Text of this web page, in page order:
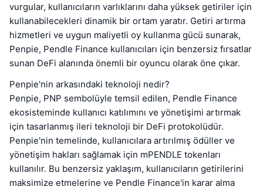
vurgular, kullanıcıların varlıklarını daha yüksek getiriler için
kullanabilecekleri dinamik bir ortam yaratır. Getiri artırma
hizmetleri ve uygun maliyetli oy kullanma gücü sunarak,
Penpie, Pendle Finance kullanıcıları için benzersiz fırsatlar
sunan DeFi alanında önemli bir oyuncu olarak öne çıkar.
Penpie'nin arkasındaki teknoloji nedir?
Penpie, PNP sembolüyle temsil edilen, Pendle Finance
ekosisteminde kullanıcı katılımını ve yönetişimi artırmak
için tasarlanmış ileri teknoloji bir DeFi protokolüdür.
Penpie'nin temelinde, kullanıcılara artırılmış ödüller ve
yönetişim hakları sağlamak için mPENDLE tokenları
kullanılır. Bu benzersiz yaklaşım, kullanıcıların getirilerini
maksimize etmelerine ve Pendle Finance'in karar alma